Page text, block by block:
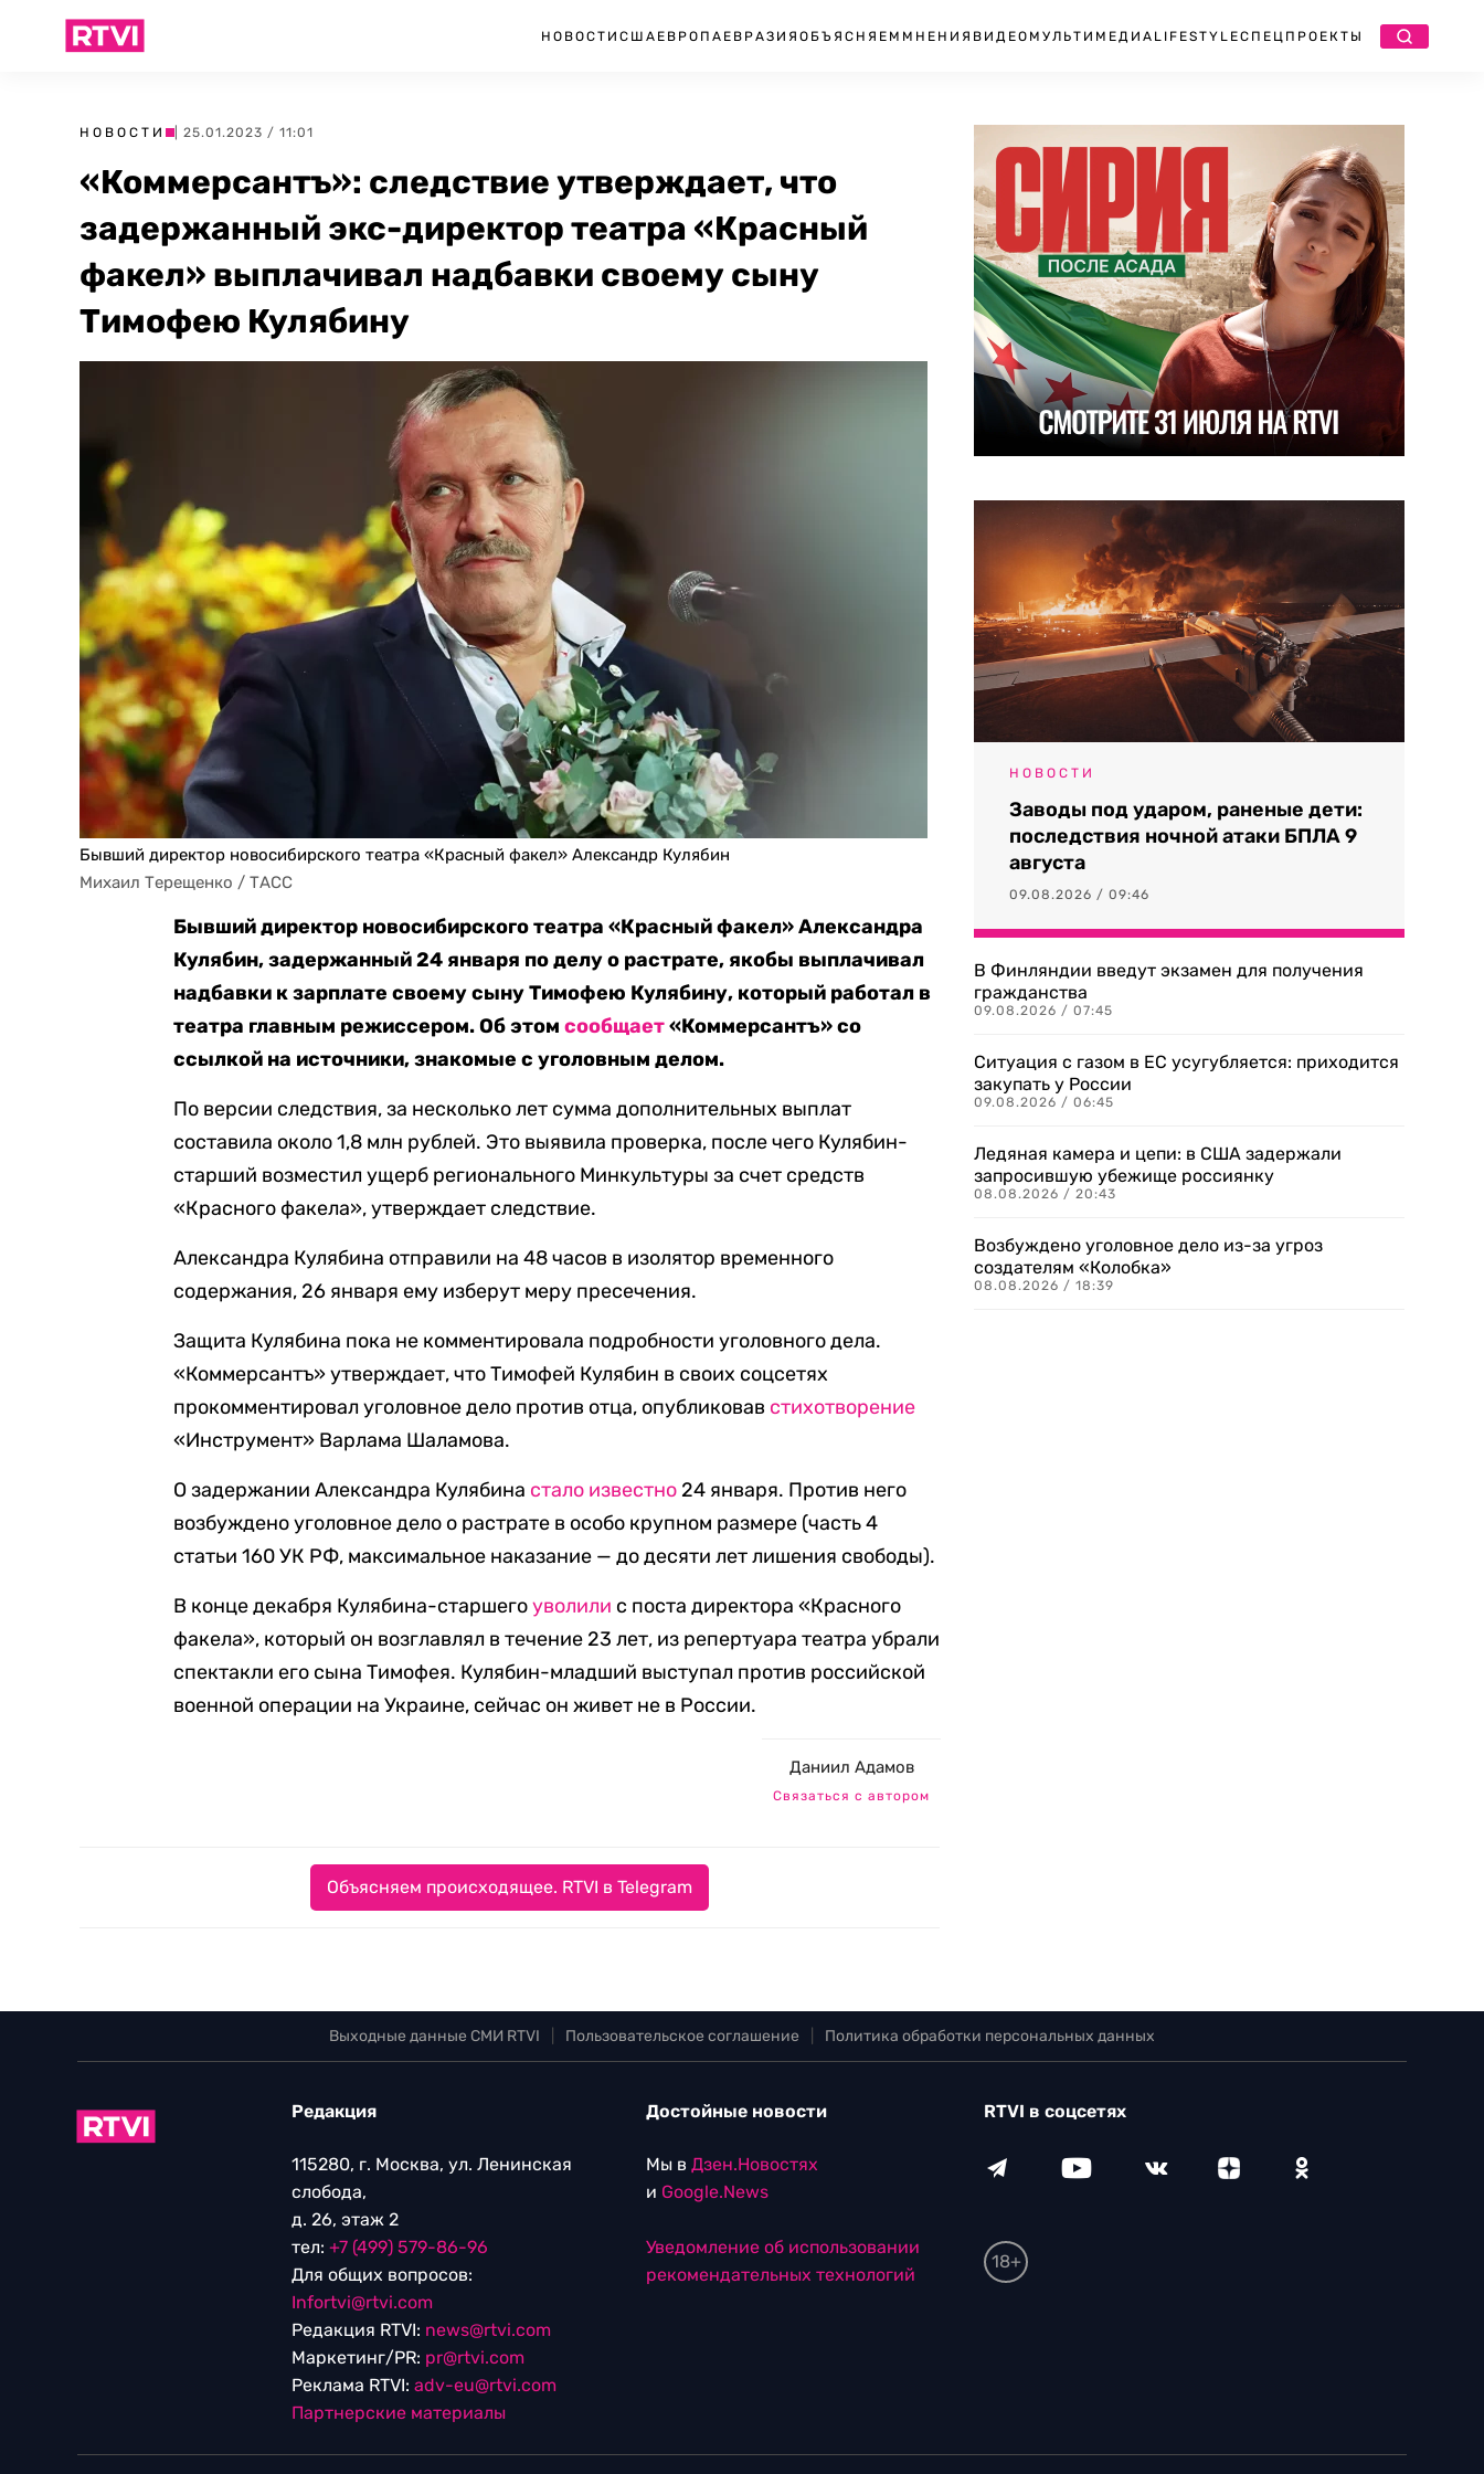
НОВОСТИ США ЕВРОПА ЕВРАЗИЯ ОБЪЯСНЯЕМ МНЕНИЯ ВИДЕО МУЛЬТИМЕДИА LIFESTYLEСПЕЦПРОЕКТЫ
НОВОСТИ | 25.01.2023 / 11:01
«Коммерсантъ»: следствие утверждает, что
задержанный экс-директор театра «Красный
факел» выплачивал надбавки своему сыну
Тимофею Кулябину
Бывший директор новосибирского театра «Красный факел» Александр Кулябин
Михаил Терещенко / ТАСС
Бывший директор новосибирского театра «Красный факел» Александра
Кулябин, задержанный 24 января по делу о растрате, якобы выплачивал
надбавки к зарплате своему сыну Тимофею Кулябину, который работал в
театра главным режиссером. Об этомсообщает«Коммерсантъ» со
ссылкой на источники, знакомые с уголовным делом.
По версии следствия, за несколько лет сумма дополнительных выплат
составила около 1,8 млн рублей. Это выявила проверка, после чего Кулябин-
старший возместил ущерб регионального Минкультуры за счет средств
«Красного факела», утверждает следствие.
Александра Кулябина отправили на 48 часов в изолятор временного
содержания, 26 января ему изберут меру пресечения.
Защита Кулябина пока не комментировала подробности уголовного дела.
«Коммерсантъ» утверждает, что Тимофей Кулябин в своих соцсетях
прокомментировал уголовное дело против отца, опубликовав стихотворение
«Инструмент» Варлама Шаламова.
О задержании Александра Кулябина стало известно24 января. Против него
возбуждено уголовное дело о растрате в особо крупном размере (часть 4
статьи 160 УК РФ, максимальное наказание — до десяти лет лишения свободы).
В конце декабря Кулябина-старшегоуволили с поста директора «Красного
факела», который он возглавлял в течение 23 лет, из репертуара театра убрали
спектакли его сына Тимофея. Кулябин-младший выступал против российской
военной операции на Украине, сейчас он живет не в России.
Даниил Адамов
Связаться с автором
Объясняем происходящее. RTVI в Telegram
НОВОСТИ
Заводы под ударом, раненые дети:
последствия ночной атаки БПЛА 9
августа
09.08.2026 / 09:46
В Финляндии введут экзамен для получения
гражданства
09.08.2026 / 07:45
Ситуация с газом в ЕС усугубляется: приходится
закупать у России
09.08.2026 / 06:45
Ледяная камера и цепи: в США задержали
запросившую убежище россиянку
08.08.2026 / 20:43
Возбуждено уголовное дело из-за угроз
создателям «Колобка»
08.08.2026 / 18:39
Выходные данные СМИ RTVI Пользовательское соглашение Политика обработки персональных данных
Редакция
115280, г. Москва, ул. Ленинская
слобода,
д. 26, этаж 2
тел: +7 (499) 579-86-96
Для общих вопросов:
Infortvi@rtvi.com
Редакция RTVI: news@rtvi.com
Маркетинг/PR: pr@rtvi.com
Реклама RTVI: adv-eu@rtvi.com
Партнерские материалы
Достойные новости
Мы в Дзен.Новостях
и Google.News
Уведомление об использовании
рекомендательных технологий
RTVI в соцсетях
18+